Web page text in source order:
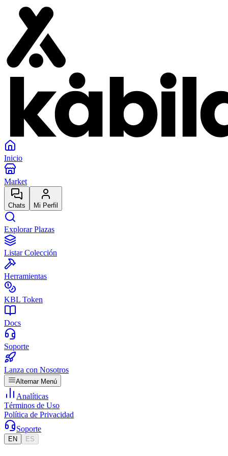
Inicio
Market
Chats Mi Perfil
Explorar Plazas
Listar Colección
Herramientas
KBL Token
Docs
Soporte
Lanza con Nosotros
Alternar Menú
Analíticas
Términos de Uso
Política de Privacidad
Soporte
EN ES